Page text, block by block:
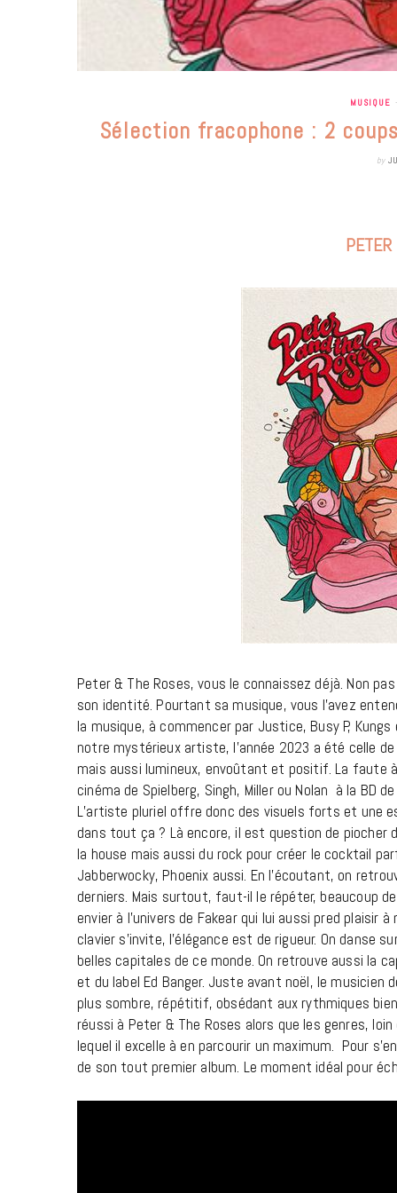
MUSIQUE
Sélection fracophone : 2
by
Peter & The Roses, vous le connaissez déjà. Non
son identité. Pourtant sa musique, vous l’avez
la musique, à commencer par Justice, Busy P,
notre mystérieux artiste, l’année 2023 a été celle
mais aussi lumineux, envoûtant et positif. La faute
cinéma de Spielberg, Singh, Miller ou Nolan à la BD
L’artiste pluriel offre donc des visuels forts et une
dans tout ça ? Là encore, il est question de piocher
la house mais aussi du rock pour créer le cocktail
Jabberwocky, Phoenix aussi. En l’écoutant, on
derniers. Mais surtout, faut-il le répéter, beaucoup
envier à l’univers de Fakear qui lui aussi pred plaisir
clavier s’invite, l’élégance est de rigueur. On danse
belles capitales de ce monde. On retrouve aussi la
et du label Ed Banger. Juste avant noël, le musicien
plus sombre, répétitif, obsédant aux rythmiques
réussi à Peter & The Roses alors que les genres,
lequel il excelle à en parcourir un maximum. Pour
de son tout premier album. Le moment idéal pour